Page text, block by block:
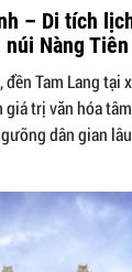
– Di tích
Nàng Tiên
Tam Lang tại
trị văn hóa
dân gian